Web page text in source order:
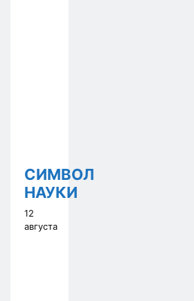
СИМВОЛ
НАУКИ
12
августа